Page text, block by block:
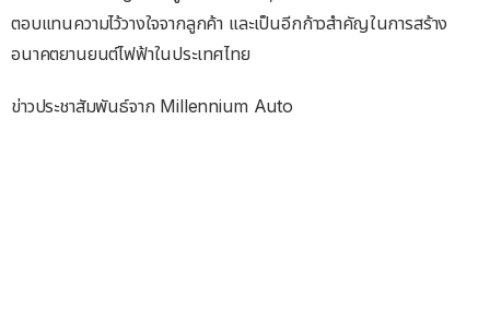
ตอบแทนความไว้วางใจจากลูกค้า และเป็นอีกก้าวสำคัญในการสร้าง
อนาคตยานยนต์ไฟฟ้าในประเทศไทย
ข่าวประชาสัมพันธ์จาก Millennium Auto